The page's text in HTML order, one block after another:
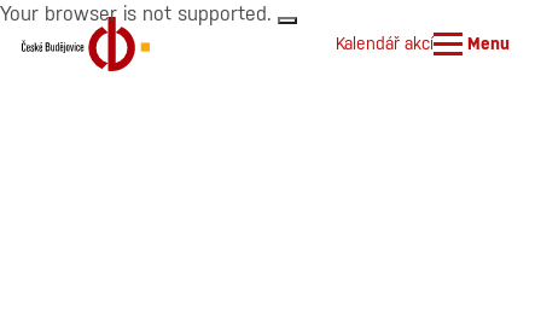
Your browser is not supported.
Kalendář akcí Menu